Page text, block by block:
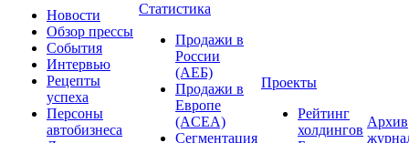
Новости
Обзор прессы
События
Интервью
Рецепты
успеха
Персоны
автобизнеса
Статистика
Продажи в
России
(АЕБ)
Продажи в
Европе
(ACEA)
Сегментация
Проекты
Рейтинг
холдингов
Архив